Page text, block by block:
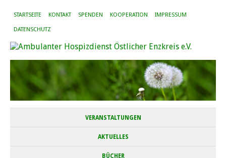
STARTSEITE KONTAKT SPENDEN KOOPERATION IMPRESSUM
DATENSCHUTZ
VERANSTALTUNGEN
AKTUELLES
BÜCHER